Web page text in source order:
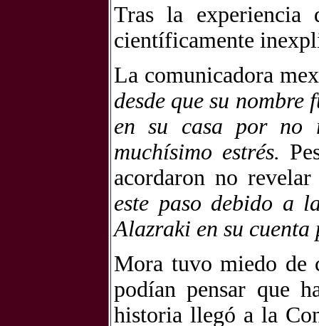
Tras la experiencia
científicamente
La comunicadora
desde que su
en su casa por no
muchísimo estrés.
acordaron no
este paso debido a
Alazraki en su cuenta
Mora tuvo miedo de
podían pensar que
historia llegó a la